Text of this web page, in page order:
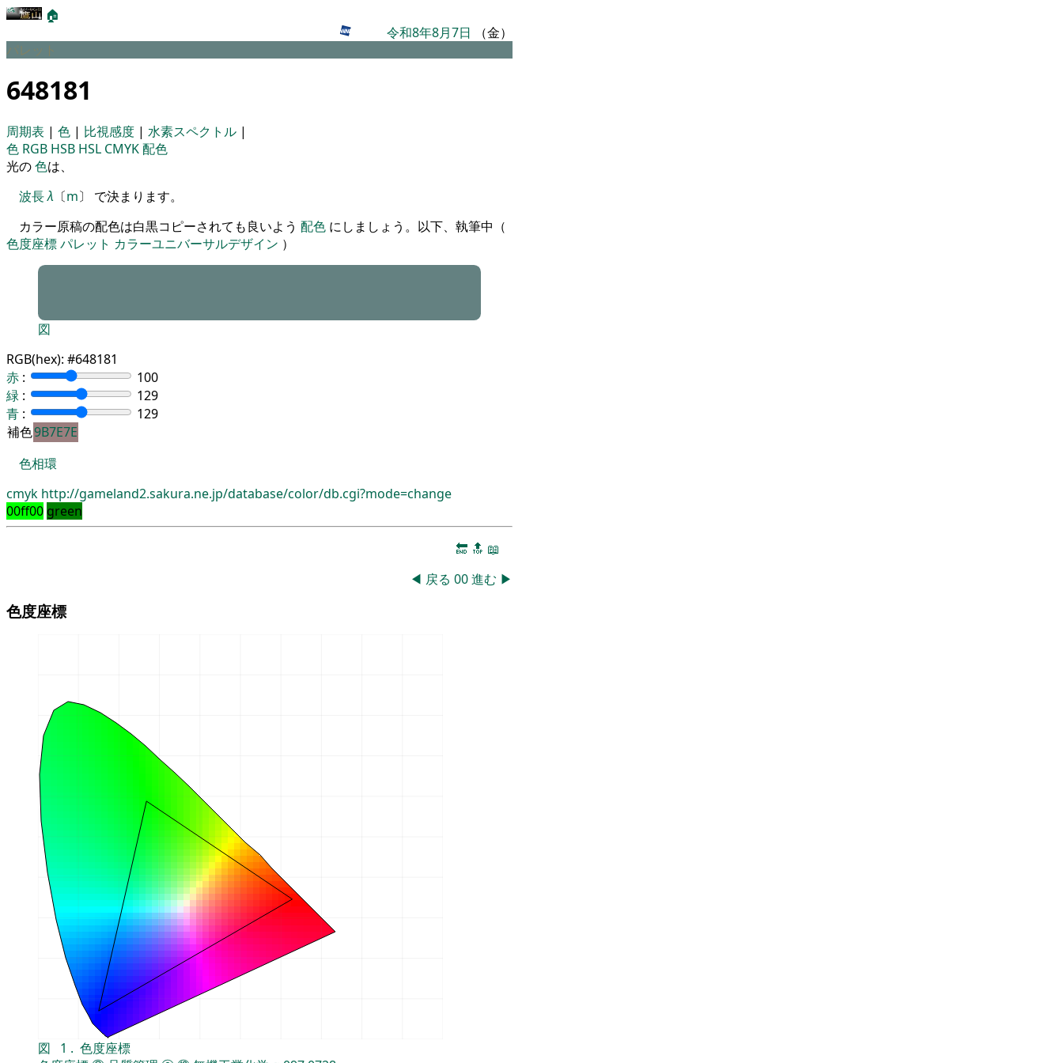
🏠
令和8年8月7日 （金）
パレット
648181
周期表 | 色 | 比視感度 | 水素スペクトル |
色 RGB HSB HSL CMYK配色
光の色は、
波長λ 〔m〕 で決まります。
カラー原稿の配色は白黒コピーされても良いよう 配色 にしましょう。以下、執筆中（
色度座標パレット カラーユニバーサルデザイン ）
図
RGB(hex): #648181
赤 :
100
緑 :
129
青 :
129
補色9B7E7E
色相環
cmyk http://gameland2.sakura.ne.jp/database/color/db.cgi?mode=change
00ff00 green
🔚 🔝 📖
◀ 戻る 00進む ▶
色度座標
図 1 . 色度座標